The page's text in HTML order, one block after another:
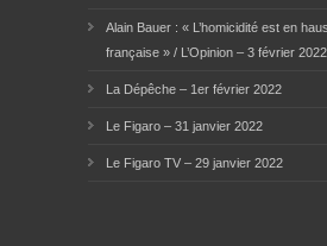
Alain Bauer : « L’homicidité est en
française » / L’Opinion – 3 février 2022
La Dépêche – 1er février 2022
Le Figaro – 31 janvier 2022
Le Figaro TV – 29 janvier 2022